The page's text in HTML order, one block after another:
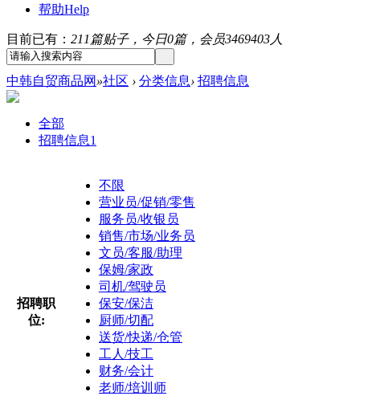
帮助Help
目前已有： 211篇贴子，今日0篇，会员3469403人
中韩自贸商品网 »社区 › 分类信息› 招聘信息
全部
招聘信息1
招聘职
位:
不限
营业员/促销/零售
服务员/收银员
销售/市场/业务员
文员/客服/助理
保姆/家政
司机/驾驶员
保安/保洁
厨师/切配
送货/快递/仓管
工人/技工
财务/会计
老师/培训师